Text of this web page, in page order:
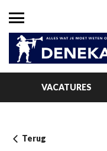
VACATURES
Terug